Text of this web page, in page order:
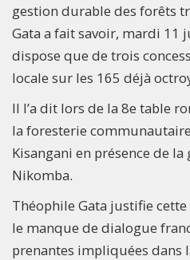
gestion durable des forêts
Gata a fait savoir, mardi 11
dispose que de trois
locale sur les 165 déjà
Il l’a dit lors de la 8e table
la foresterie
Kisangani en présence de
Nikomba.
Théophile Gata justifie
le manque de dialogue
prenantes impliquées dans